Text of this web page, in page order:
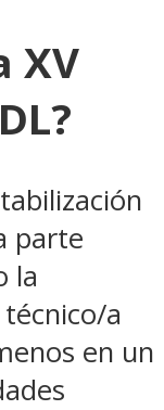
XV
parte
la
a
en un